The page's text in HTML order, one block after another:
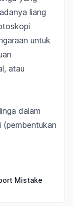
liang
untuk
atau
dalam
(pembentukan
Mistake